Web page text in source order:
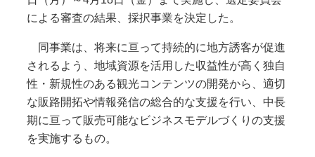
による審査の結果、採択事業を決定した。
同事業は、将来に亘って持続的に地方誘客が促進
されるよう、地域資源を活用した収益性が高く独自
性・新規性のある観光コンテンツの開発から、適切
な販路開拓や情報発信の総合的な支援を行い、中長
期に亘って販売可能なビジネスモデルづくりの支援
を実施するもの。